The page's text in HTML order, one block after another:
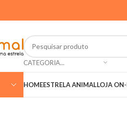
CATEGORIA...
HOMEESTRELA ANIMALLOJA